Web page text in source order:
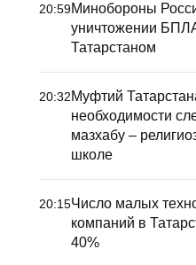
20:59Минобороны
уничтожении
Татарстаном
20:32Муфтий
необходимости
мазхабу –
школе
20:15Число малых
компаний в
40%